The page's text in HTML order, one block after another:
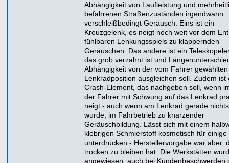
Abhängigkeit von Laufleistung und
befahrenen Straßenzuständen irgendwann
verschleißbedingt Geräusch. Eins ist ein
Kreuzgelenk, es neigt noch weit vor dem
fühlbaren Lenkungsspiels zu klappernden
Geräuschen. Das andere ist ein
das grob verzahnt ist und
Abhängigkeit von der vom Fahrer gewählten
Lenkradposition ausgleichen soll. Zudem ist
Crash-Element, das nachgeben soll, wenn
der Fahrer mit Schwung auf das Lenkrad
neigt - auch wenn am Lenkrad gerade
wurde, im Fahrbetrieb zu knarzender
Geräuschbildung. Lässt sich mit einem
klebrigen Schmierstoff kosmetisch für einige
unterdrücken - Herstellervorgabe war aber,
trocken zu bleiben hat. Die Werkstätten
angewiesen, auch bei Kundenbeschwerden